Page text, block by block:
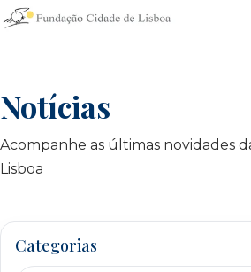
Skip
Notícias
Acompanhe as últimas novidades
Lisboa
Categorias